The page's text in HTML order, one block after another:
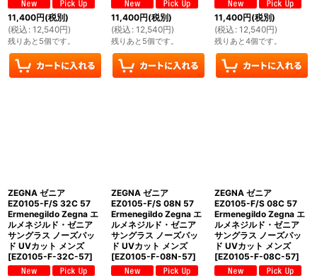
11,400円(税別)
(税込 : 12,540円)
残りあと5個です。
11,400円(税別)
(税込 : 12,540円)
残りあと5個です。
11,400円(税別)
(税込 : 12,540円)
残りあと4個です。
ZEGNA ゼニア
EZ0105-F/S 32C 57
Ermenegildo Zegna エ
ルメネジルド・ゼニア
サングラス ノーズパッ
ド UVカット メンズ
[EZ0105-F-32C-57]
ZEGNA ゼニア
EZ0105-F/S 08N 57
Ermenegildo Zegna エ
ルメネジルド・ゼニア
サングラス ノーズパッ
ド UVカット メンズ
[EZ0105-F-08N-57]
ZEGNA ゼニア
EZ0105-F/S 08C 57
Ermenegildo Zegna エ
ルメネジルド・ゼニア
サングラス ノーズパッ
ド UVカット メンズ
[EZ0105-F-08C-57]